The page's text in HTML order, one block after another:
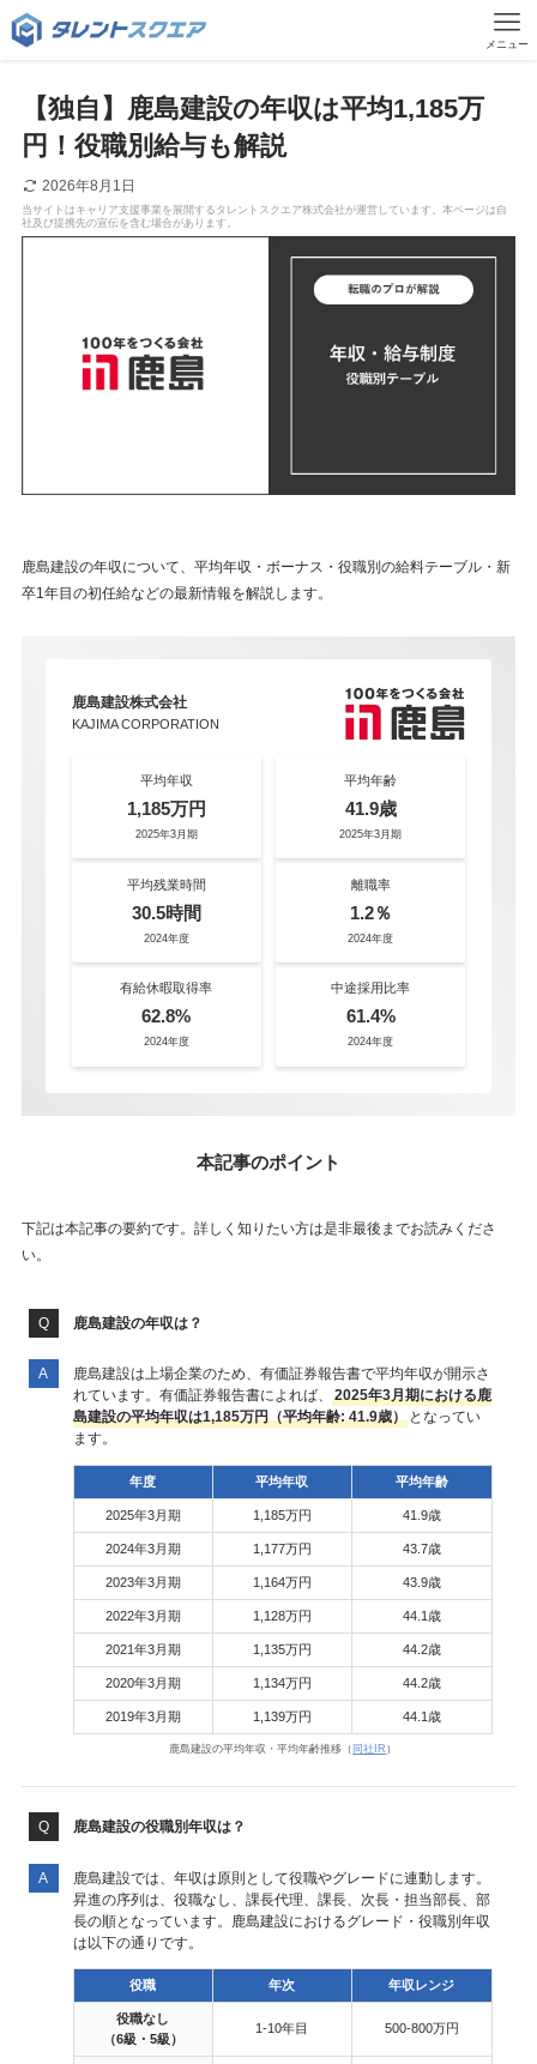
メニュー
【独自】鹿島建設の年収は平均1,185万
円！役職別給与も解説
2026年8月1日
鹿島建設の年収について、平均年収・ボーナス・役職別の給料テーブル・新
卒1年目の初任給などの最新情報を解説します。
鹿島建設株式会社
KAJIMA CORPORATION
平均年収
1,185万円
2025年3月期
平均年齢
41.9歳
2025年3月期
平均残業時間
30.5時間
2024年度
離職率
1.2％
2024年度
有給休暇取得率
62.8%
2024年度
中途採用比率
61.4%
2024年度
本記事のポイント
下記は本記事の要約です。詳しく知りたい方は是非最後までお読みくださ
い。
鹿島建設の年収は？
鹿島建設は上場企業のため、有価証券報告書で平均年収が開示さ
れています。有価証券報告書によれば、
2025年3月期における鹿
島建設の平均年収は1,185万円（平均年齢: 41.9歳）となってい
ます。
年度 平均年収 平均年齢
2025年3月期 1,185万円 41.9歳
2024年3月期 1,177万円 43.7歳
2023年3月期 1,164万円 43.9歳
2022年3月期 1,128万円 44.1歳
2021年3月期 1,135万円 44.2歳
2020年3月期 1,134万円 44.2歳
2019年3月期 1,139万円 44.1歳
鹿島建設の平均年収・平均年齢推移（ 同社IR ）
鹿島建設の役職別年収は？
鹿島建設では、年収は原則として役職やグレードに連動します。
昇進の序列は、役職なし、課長代理、課長、次長・担当部長、部
長の順となっています。鹿島建設におけるグレード・役職別年収
は以下の通りです。
役職 年次 年収レンジ
役職なし
（6級・5級）
1-10年目 500-800万円